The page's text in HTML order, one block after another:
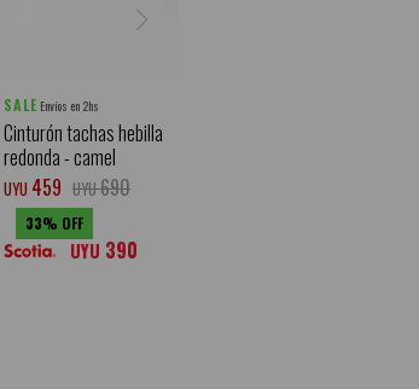
SALE Envíos en 2hs
Cinturón tachas hebilla
redonda - camel
UYU 459 UYU690
33
UYU 390